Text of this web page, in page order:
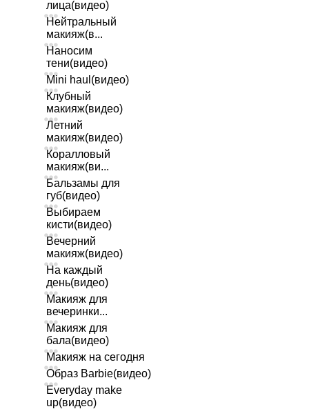
лица(видео)
Нейтральный
макияж(в...
Наносим
тени(видео)
Mini haul(видео)
Клубный
макияж(видео)
Летний
макияж(видео)
Коралловый
макияж(ви...
Бальзамы для
губ(видео)
Выбираем
кисти(видео)
Вечерний
макияж(видео)
На каждый
день(видео)
Макияж для
вечеринки...
Макияж для
бала(видео)
Макияж на сегодня
Образ Barbie(видео)
Everyday make
up(видео)